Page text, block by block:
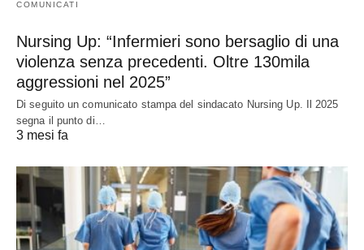
COMUNICATI
Nursing Up: “Infermieri sono bersaglio di una
violenza senza precedenti. Oltre 130mila
aggressioni nel 2025”
Di seguito un comunicato stampa del sindacato Nursing Up. Il 2025
segna il punto di…
3 mesi fa